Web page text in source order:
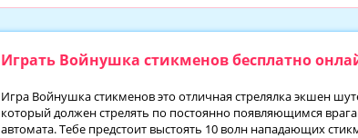
Играть Войнушка стикменов бесплатно
Игра Войнушка стикменов это отличная стрелялка экшен
который должен стрелять по постоянно появляющимся
автомата. Тебе предстоит выстоять 10 волн нападающих